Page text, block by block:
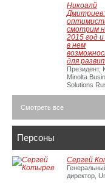
Никоалй
смотрим
2015 год
в нем
для
Президент,
Minolta
Solutions
Смотреть все
Персоны
Сергей
директор,